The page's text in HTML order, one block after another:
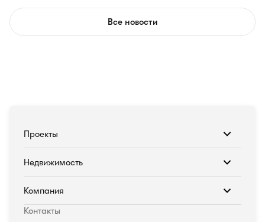
Все новости
Проекты
Недвижимость
Компания
Контакты